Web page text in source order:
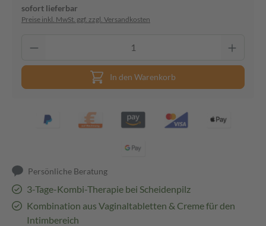
sofort lieferbar
Preise inkl. MwSt. ggf. zzgl. Versandkosten
In den Warenkorb
Persönliche Beratung
3-Tage-Kombi-Therapie bei Scheidenpilz
Kombination aus Vaginaltabletten & Creme für den
Intimbereich